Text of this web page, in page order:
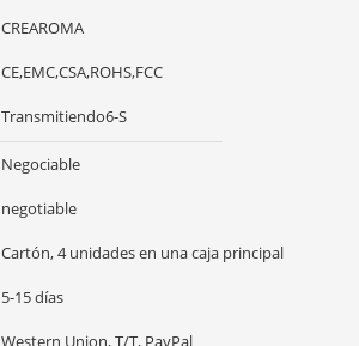
CREAROMA
CE,EMC,CSA,ROHS,FCC
Transmitiendo6-S
Negociable
negotiable
Cartón, 4 unidades en una caja principal
5-15 días
Western Union, T/T, PayPal